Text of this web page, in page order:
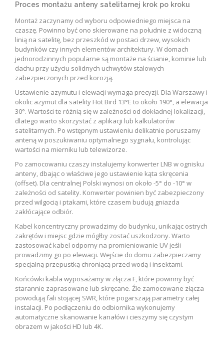
Proces montażu anteny satelitarnej krok po kroku
Montaż zaczynamy od wyboru odpowiedniego miejsca na
czaszę. Powinno być ono skierowane na południe z widoczną
linią na satelitę, bez przeszkód w postaci drzew, wysokich
budynków czy innych elementów architektury. W domach
jednorodzinnych popularne są montaże na ścianie, kominie lub
dachu przy użyciu solidnych uchwytów stalowych
zabezpieczonych przed korozją.
Ustawienie azymutu i elewacji wymaga precyzji. Dla Warszawy i
okolic azymut dla satelity Hot Bird 13°E to około 190°, a elewacja
30°. Wartości te różnią się w zależności od dokładnej lokalizacji,
dlatego warto skorzystać z aplikacji lub kalkulatorów
satelitarnych. Po wstępnym ustawieniu delikatnie poruszamy
anteną w poszukiwaniu optymalnego sygnału, kontrolując
wartości na mierniku lub telewizorze.
Po zamocowaniu czaszy instalujemy konwerter LNB w ognisku
anteny, dbając o właściwe jego ustawienie kąta skręcenia
(offset). Dla centralnej Polski wynosi on około -5° do -10° w
zależności od satelity. Konwerter powinien być zabezpieczony
przed wilgocią i ptakami, które czasem budują gniazda
zakłócające odbiór.
Kabel koncentryczny prowadzimy do budynku, unikając ostrych
zakrętów i miejsc gdzie mógłby zostać uszkodzony. Warto
zastosować kabel odporny na promieniowanie UV jeśli
prowadzimy go po elewacji. Wejście do domu zabezpieczamy
specjalną przepustką chroniącą przed wodą i insektami.
Końcówki kabla wyposażamy w złącza F, które powinny być
starannie zaprasowane lub skręcane. Źle zamocowane złącza
powodują fali stojącej SWR, które pogarszają parametry całej
instalacji. Po podłączeniu do odbiornika wykonujemy
automatyczne skanowanie kanałów i cieszymy się czystym
obrazem w jakości HD lub 4K.